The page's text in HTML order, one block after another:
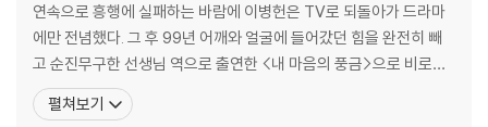
※ 디스크 외관 불량
디스크에 미세한 잔 흠집이 남아있거나 인쇄 면이 깨끗하지 않은 경우가
있으며, 상품의 불량이 아닙니다. 단, 재생에 이상이 있는 경우에는 불량으
로 인한 반품/교환이 가능합니다.
연속으로 흥행에 실패하는 바람에 이병헌은 TV로 되돌아가 드라마
에만 전념했다. 그 후 99년 어깨와 얼굴에 들어갔던 힘을 완전히 빼
고 순진무구한 선생님 역으로 출연한 <내 마음의 풍금>으로 비로소
흥행 대열에 오르게 된다.[필모그래피]누가 나를 미치게 하는가!(19
95)|주연배우 런어웨이 (1995)(1995)|주연배우 아마게돈 (199
펼쳐보기